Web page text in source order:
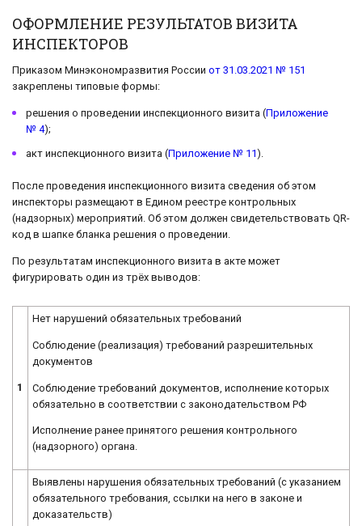
ОФОРМЛЕНИЕ РЕЗУЛЬТАТОВ ВИЗИТА
ИНСПЕКТОРОВ
Приказом Минэкономразвития России от 31.03.2021 № 151
закреплены типовые формы:
решения о проведении инспекционного визита (Приложение
№ 4);
акт инспекционного визита (Приложение № 11).
После проведения инспекционного визита сведения об этом
инспекторы размещают в Едином реестре контрольных
(надзорных) мероприятий. Об этом должен свидетельствовать QR-
код в шапке бланка решения о проведении.
По результатам инспекционного визита в акте может
фигурировать один из трёх выводов:
1
Нет нарушений обязательных требований
Соблюдение (реализация) требований разрешительных
документов
Соблюдение требований документов, исполнение которых
обязательно в соответствии с законодательством РФ
Исполнение ранее принятого решения контрольного
(надзорного) органа.
Выявлены нарушения обязательных требований (с указанием
обязательного требования, ссылки на него в законе и
доказательств)